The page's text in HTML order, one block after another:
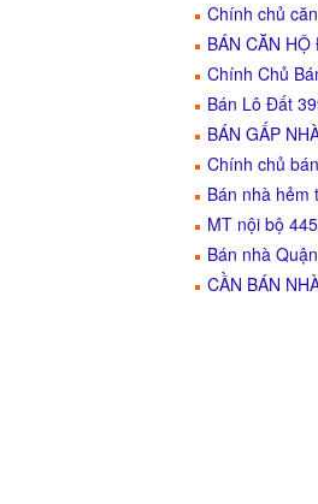
Chính chủ
BÁN CĂN
Chính Chủ
Bán Lô Đất
BÁN GẤP
Chính chủ
Bán nhà hẻm
MT nội bộ
Bán nhà
CẦN BÁN